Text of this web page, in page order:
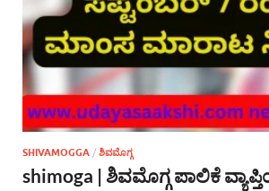
SHIVAMOGGA / ಶಿವಮೊಗ್ಗ
shimoga | ಶಿವಮೊಗ್ಗ ಪಾಲಿಕೆ